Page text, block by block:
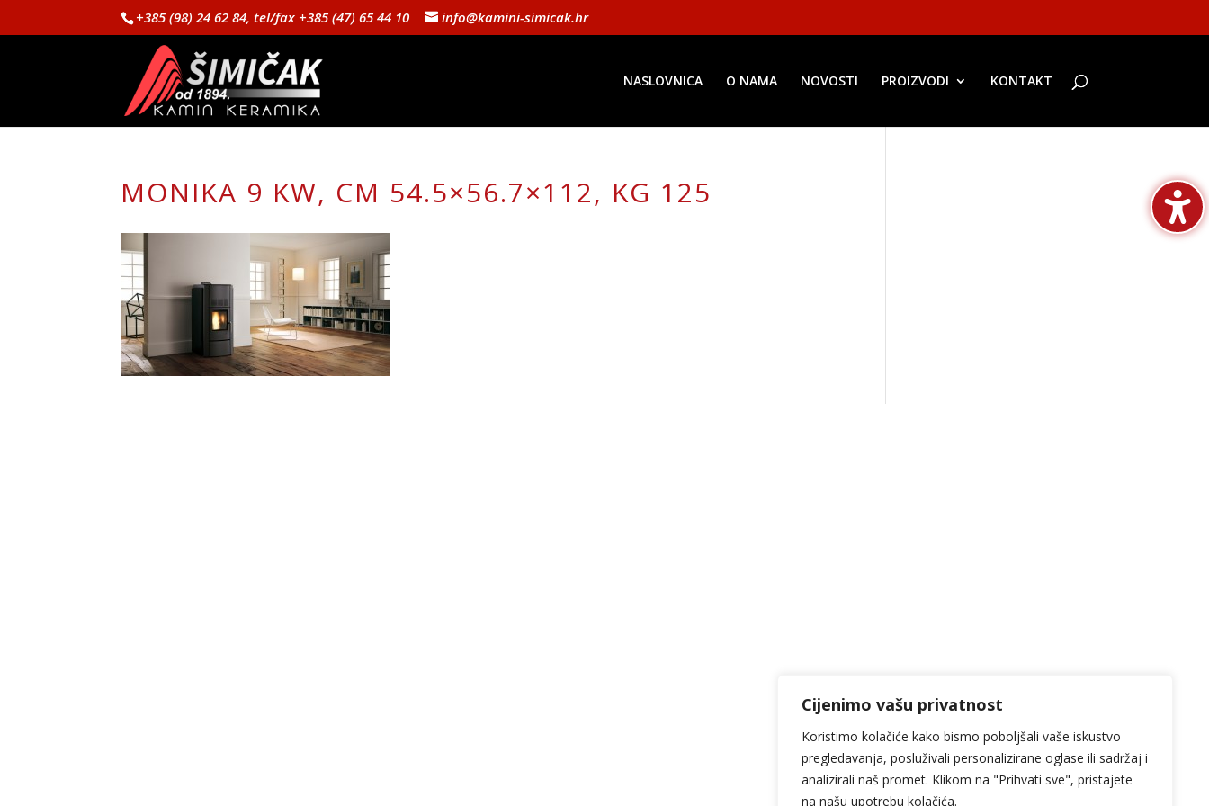
Cijenimo vašu privatnost
Koristimo kolačiće kako bismo poboljšali vaše iskustvo
pregledavanja, posluživali personalizirane oglase ili sadržaj i
analizirali naš promet. Klikom na "Prihvati sve", pristajete
na našu upotrebu kolačića.
+385 (98) 24 62 84, tel/fax +385 (47) 65 44 10 info@kamini-simicak.hr
NASLOVNICA O NAMA NOVOSTI PROIZVODI KONTAKT
MONIKA 9 KW, CM 54.5×56.7×112, KG 125